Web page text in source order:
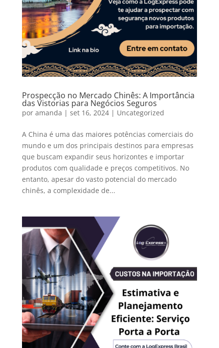
Prospecção no Mercado Chinês: A Importância
das Vistorias para Negócios Seguros
por amanda | set 16, 2024| Uncategorized
A China é uma das maiores potências comerciais do
mundo e um dos principais destinos para empresas
que buscam expandir seus horizontes e importar
produtos com qualidade e preços competitivos. No
entanto, apesar do vasto potencial do mercado
chinês, a complexidade de...